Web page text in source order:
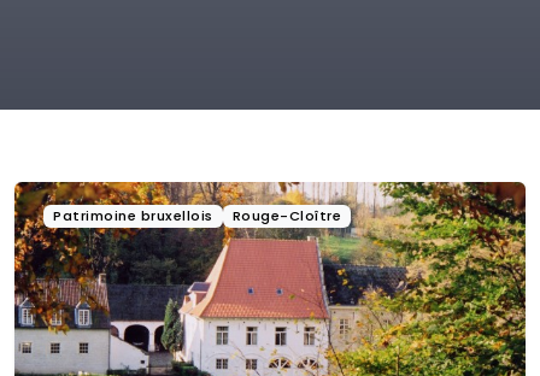
Patrimoine bruxellois Rouge-Cloître